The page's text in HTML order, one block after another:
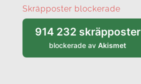
Skräpposter blockerade
914 232 skräpposter
blockerade avAkismet